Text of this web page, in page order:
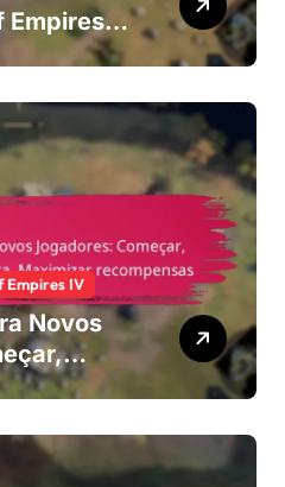
Empires
de
Empires IV
Novos
Conta,